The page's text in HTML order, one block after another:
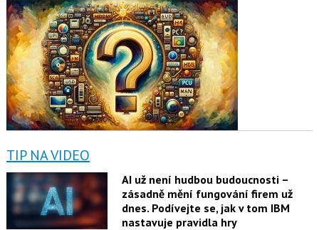
TIP NA VIDEO
AI už není hudbou budoucnosti –
zásadně mění fungování firem už
dnes. Podívejte se, jak v tom IBM
nastavuje pravidla hry